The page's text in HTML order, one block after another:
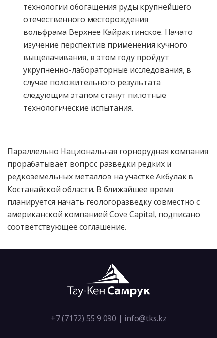
технологии обогащения руды крупнейшего
отечественного месторождения
вольфрама Верхнее Кайрактинское. Начато
изучение перспектив применения кучного
выщелачивания, в этом году пройдут
укрупненно-лабораторные исследования, в
случае положительного результата
следующим этапом станут пилотные
технологические испытания.
Параллельно Национальная горнорудная компания
прорабатывает вопрос разведки редких и
редкоземельных металлов на участке Акбулак в
Костанайской области. В ближайшее время
планируется начать геологоразведку совместно с
американской компанией Cove Capital, подписано
соответствующее соглашение.
+7 (7172) 55 9 090 | info@tks.kz